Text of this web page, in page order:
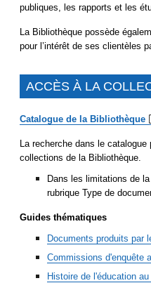
publiques, les rapports et les
La Bibliothèque possède
pour l’intérêt de ses clientèles
ACCÈS À LA
Catalogue de la Bibliothèque
La recherche dans le
collections de la Bibliothèque.
Dans les limitations de
rubrique Type de
Guides thématiques
Documents produits par
Commissions d'enquête
Histoire de l'éducation